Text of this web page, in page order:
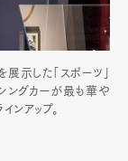
示した「スポーツ」
シングカーが最も華や
アップ。